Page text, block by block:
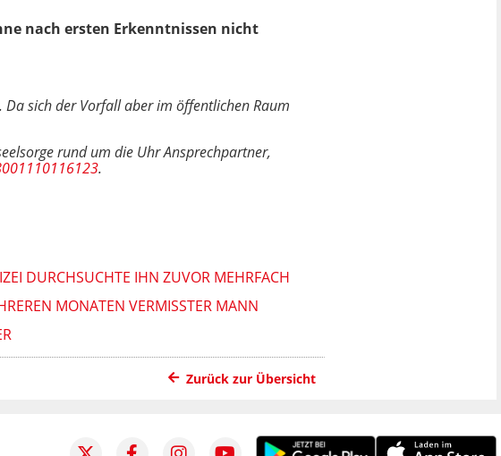
nach ersten Erkenntnissen nicht
Da sich der Vorfall aber im öffentlichen Raum
rund um die Uhr Ansprechpartner,
.
DURCHSUCHTE IHN ZUVOR MEHRFACH
MONATEN VERMISSTER MANN
Zurück zur Übersicht